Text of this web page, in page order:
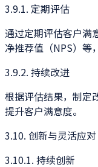
3.9.1. 定期评估
通过定期评估客户满
净推荐值（NPS）等
3.9.2. 持续改进
根据评估结果，制定
提升客户满意度。
3.10. 创新与灵活应对
3.10.1. 持续创新